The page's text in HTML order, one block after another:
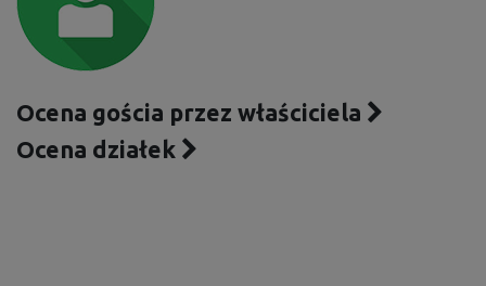
Ocena gościa przez właściciela
Ocena działek